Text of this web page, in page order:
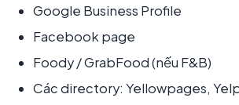
Google Business Profile
Facebook page
Foody / GrabFood (nếu F&B)
Các directory: Yellowpages,